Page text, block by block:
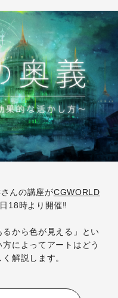
んの講座がCGWORLD
18時より開催‼
から色が見える」
とい
によってアートは どう
解説します。